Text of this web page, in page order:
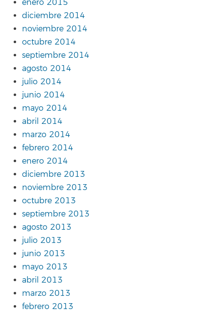
enero 2015
diciembre 2014
noviembre 2014
octubre 2014
septiembre 2014
agosto 2014
julio 2014
junio 2014
mayo 2014
abril 2014
marzo 2014
febrero 2014
enero 2014
diciembre 2013
noviembre 2013
octubre 2013
septiembre 2013
agosto 2013
julio 2013
junio 2013
mayo 2013
abril 2013
marzo 2013
febrero 2013